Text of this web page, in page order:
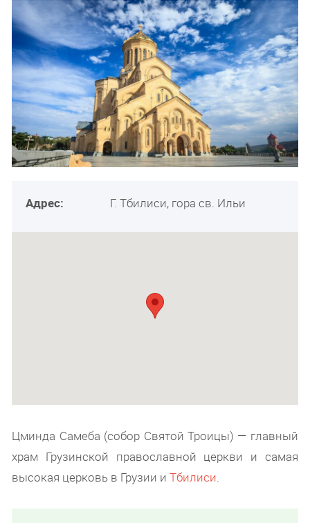
Адрес: Г. Тбилиси, гора св. Ильи
Цминда Самеба (собор Святой Троицы) — главный
храм Грузинской православной церкви и самая
высокая церковь в Грузии иТбилиси.